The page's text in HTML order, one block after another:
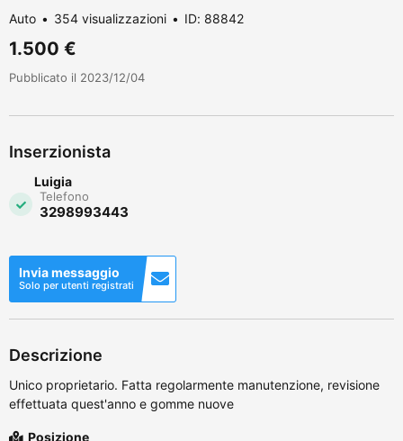
Auto 354 visualizzazioni ID: 88842
1.500 €
Pubblicato il 2023/12/04
Inserzionista
Luigia
Telefono
3298993443
Invia messaggio
Solo per utenti registrati
Descrizione
Unico proprietario. Fatta regolarmente manutenzione, revisione
effettuata quest'anno e gomme nuove
Posizione